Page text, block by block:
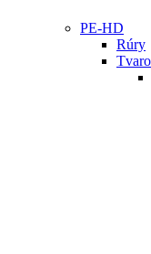
PE-HD
Rúry